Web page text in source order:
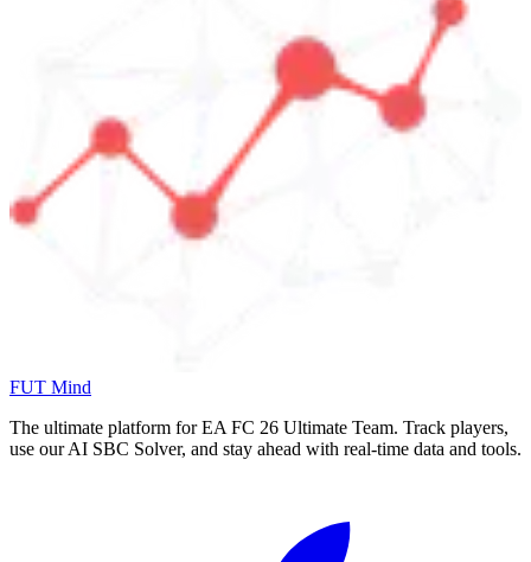
FUT Mind
The ultimate platform for EA FC 26 Ultimate Team. Track players,
use our AI SBC Solver, and stay ahead with real-time data and tools.